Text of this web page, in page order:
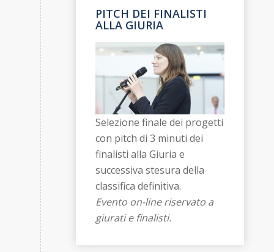
PITCH DEI FINALISTI
ALLA GIURIA
Selezione finale dei progetti
con pitch di 3 minuti dei
finalisti alla Giuria e
successiva stesura della
classifica definitiva.
Evento on-line riservato a
giurati e finalisti.